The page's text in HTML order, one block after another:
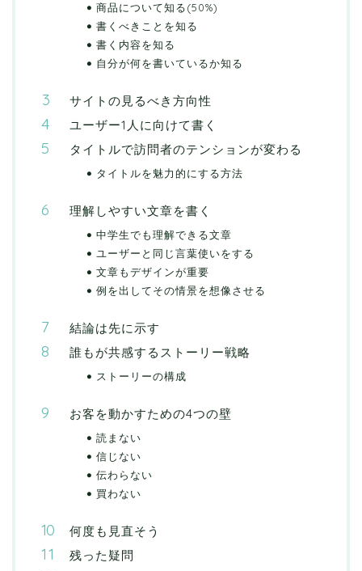
商品について知る(50%)
書くべきことを知る
書く内容を知る
自分が何を書いているか知る
サイトの見るべき方向性
ユーザー1人に向けて書く
タイトルで訪問者のテンションが変わる
タイトルを魅力的にする方法
理解しやすい文章を書く
中学生でも理解できる文章
ユーザーと同じ言葉使いをする
文章もデザインが重要
例を出してその情景を想像させる
結論は先に示す
誰もが共感するストーリー戦略
ストーリーの構成
お客を動かすための4つの壁
読まない
信じない
伝わらない
買わない
何度も見直そう
残った疑問